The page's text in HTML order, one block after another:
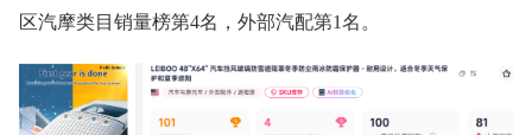
区汽摩类目销量榜第4名，外部汽配第1名。